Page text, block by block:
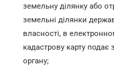
земельну ділянку або
земельні ділянки
власності, в
кадастрову карту подає
органу;